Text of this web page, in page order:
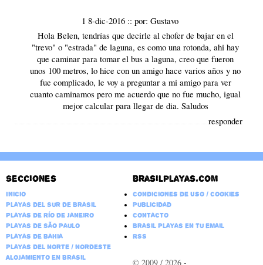
1 8-dic-2016 ::por:Gustavo
Hola Belen, tendrías que decirle al chofer de bajar en el
"trevo" o "estrada" de laguna, es como una rotonda, ahi hay
que caminar para tomar el bus a laguna, creo que fueron
unos 100 metros, lo hice con un amigo hace varios años y no
fue complicado, le voy a preguntar a mi amigo para ver
cuanto caminamos pero me acuerdo que no fue mucho, igual
mejor calcular para llegar de dia. Saludos
responder
Secciones
Inicio
Playas del Sur de Brasil
Playas de Río de Janeiro
Playas de São Paulo
Playas de Bahia
Playas del Norte / Nordeste
Alojamiento en Brasil
Brasilplayas.com
Condiciones de Uso / Cookies
Publicidad
Contacto
Brasil Playas en tu email
RSS
© 2009 / 2026 -